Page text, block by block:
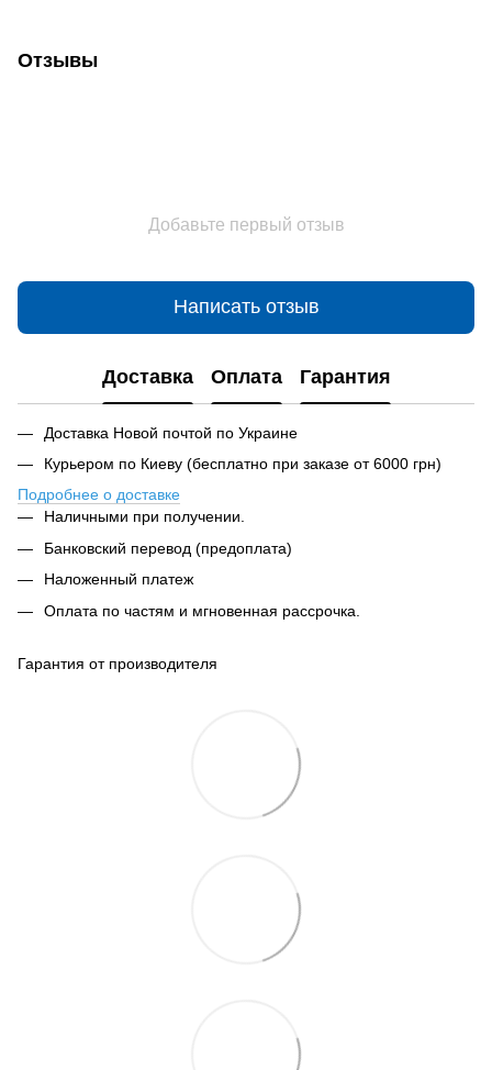
Отзывы
Добавьте первый отзыв
Написать отзыв
Доставка Оплата Гарантия
Доставка Новой почтой по Украине
Курьером по Киеву (бесплатно при заказе от 6000 грн)
Подробнее о доставке
Наличными при получении.
Банковский перевод (предоплата)
Наложенный платеж
Оплата по частям и мгновенная рассрочка.
Гарантия от производителя